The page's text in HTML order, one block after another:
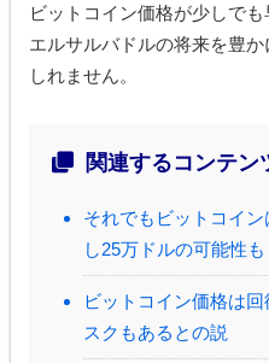
ビットコイン価格が少しでも
エルサルバドルの将来を豊
しれません。
関連するコンテン
それでもビットコイ
し25万ドルの可能性も
ビットコイン価格は
スクもあるとの説